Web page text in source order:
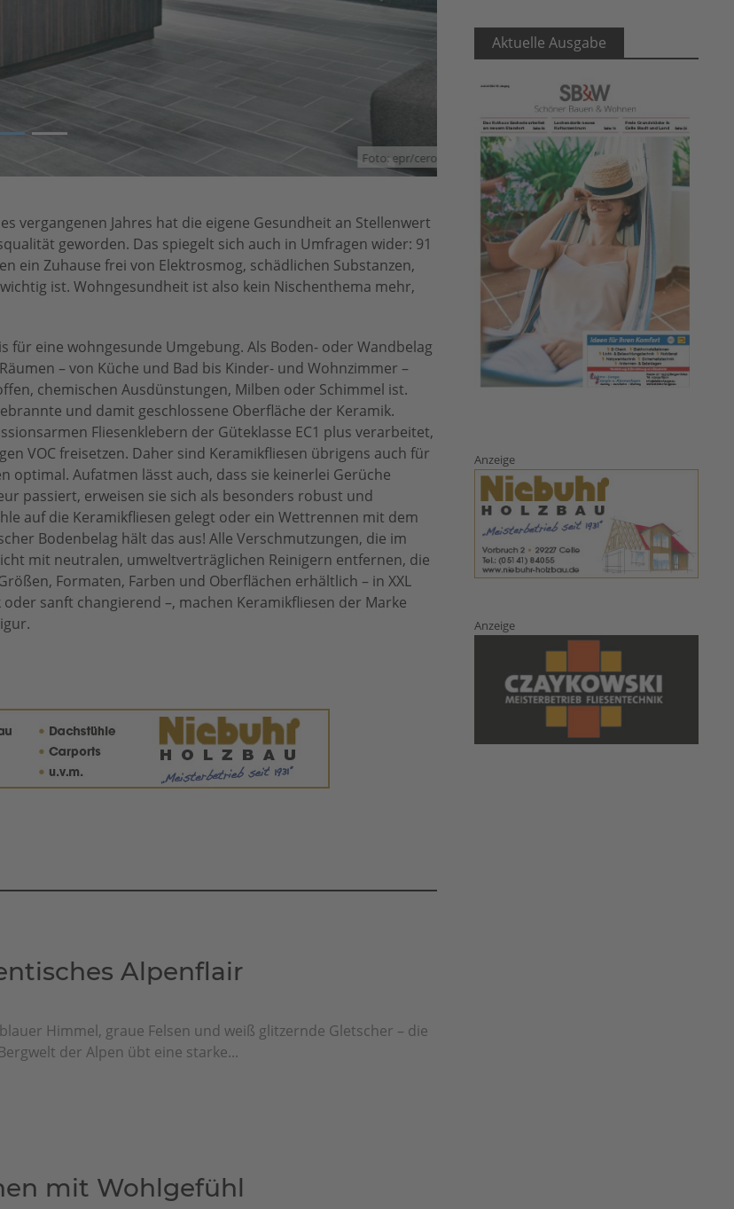
Foto: epr/cero-epr.de
vergangenen Jahres hat die eigene Gesundheit an Stellenwert
geworden. Das spiegelt sich auch in Umfragen wider: 91
ein Zuhause frei von Elektrosmog, schädlichen Substanzen,
ist. Wohngesundheit ist also kein Nischenthema mehr,
für eine wohngesunde Umgebung. Als Boden- oder Wandbelag
– von Küche und Bad bis Kinder- und Wohnzimmer –
chemischen Ausdünstungen, Milben oder Schimmel ist.
und damit geschlossene Oberfläche der Keramik.
Fliesenklebern der Güteklasse EC1 plus verarbeitet,
VOC freisetzen. Daher sind Keramikfliesen übrigens auch für
optimal. Aufatmen lässt auch, dass sie keinerlei Gerüche
passiert, erweisen sie sich als besonders robust und
auf die Keramikfliesen gelegt oder ein Wettrennen mit dem
Bodenbelag hält das aus! Alle Verschmutzungen, die im
mit neutralen, umweltverträglichen Reinigern entfernen, die
Formaten, Farben und Oberflächen erhältlich – in XXL
sanft changierend –, machen Keramikfliesen der Marke
Alpenflair
Himmel, graue Felsen und weiß glitzernde Gletscher – die
der Alpen übt eine starke...
mit Wohlgefühl
Aktuelle Ausgabe
Anzeige
Anzeige